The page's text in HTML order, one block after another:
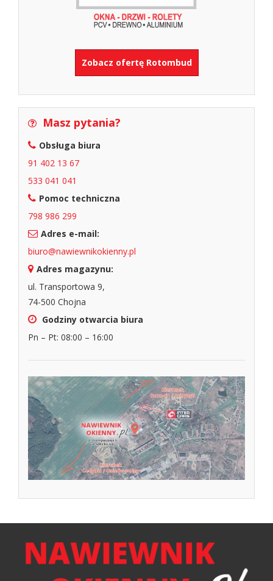
Zobacz ofertę Rotombud
Masz pytania?
Obsługa biura
91 402 13 67
533 041 041
Pomoc techniczna
798 986 299
Adres e-mail:
biuro@nawiewnikokienny.pl
Adres magazynu:
ul. Transportowa 9,
74-500 Chojna
Godziny otwarcia biura
Pn – Pt: 08:00 – 16:00